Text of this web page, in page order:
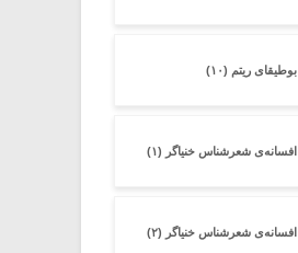
بوطیقای ریتم (۱۰)
افسانه‌ی شعرشناسِ خنیاگر (۱)
افسانه‌ی شعرشناسِ خنیاگر (۲)